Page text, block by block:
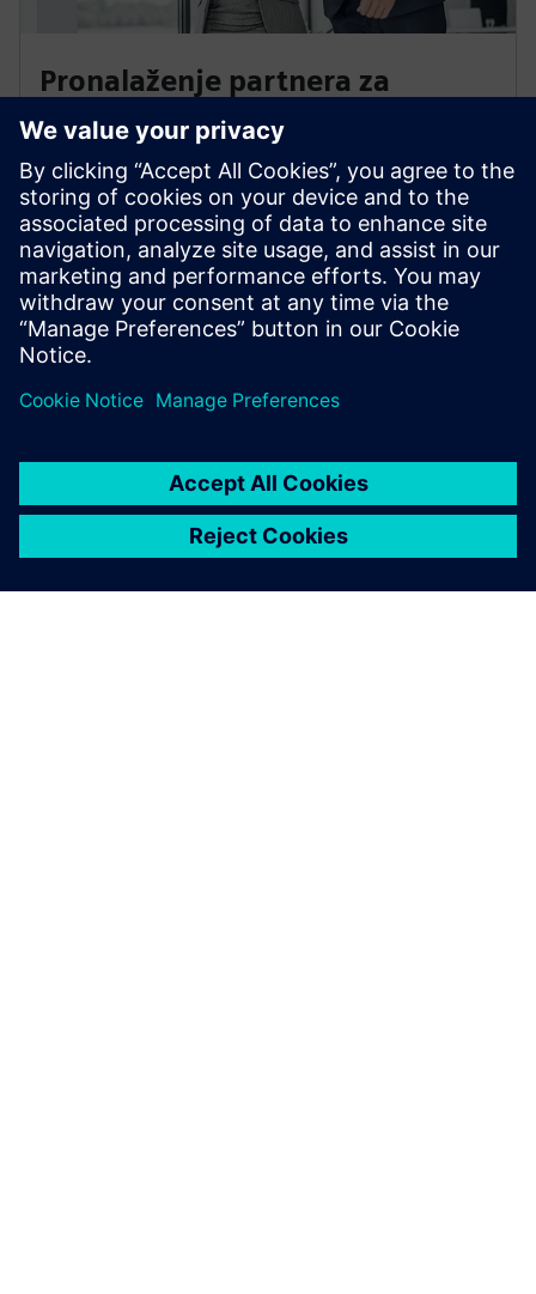
Pronalaženje partnera za
automatizaciju
Otkrijte prave partnere industrije digitalne
automatizacije za svoje ciljeve.
Saznajte više